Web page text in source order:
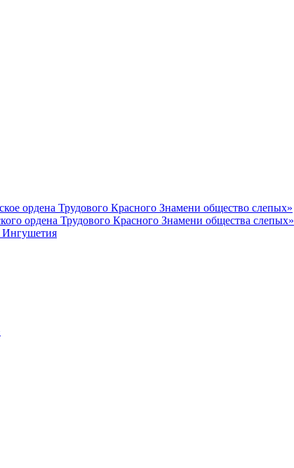
ордена Трудового Красного Знамени общество слепых»
ордена Трудового Красного Знамени общества слепых»
Ингушетия